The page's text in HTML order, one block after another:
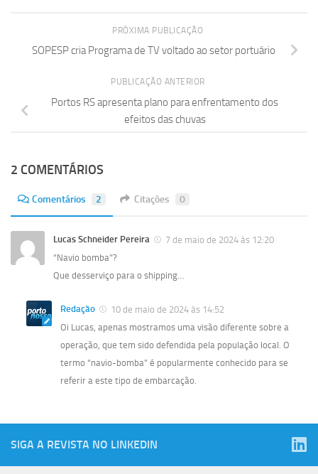
PRÓXIMA PUBLICAÇÃO
SOPESP cria Programa de TV voltado ao setor portuário
PUBLICAÇÃO ANTERIOR
Portos RS apresenta plano para enfrentamento dos
efeitos das chuvas
2 COMENTÁRIOS
Comentários 2 Citações 0
Lucas Schneider Pereira
7 de maio de 2024 às 12:20
“Navio bomba”?
Que desserviço para o shipping…
Redação
10 de maio de 2024 às 14:52
Oi Lucas, apenas mostramos uma visão diferente sobre a
operação, que tem sido defendida pela população local. O
termo “navio-bomba” é popularmente conhecido para se
referir a este tipo de embarcação.
SIGA A REVISTA NO LINKEDIN